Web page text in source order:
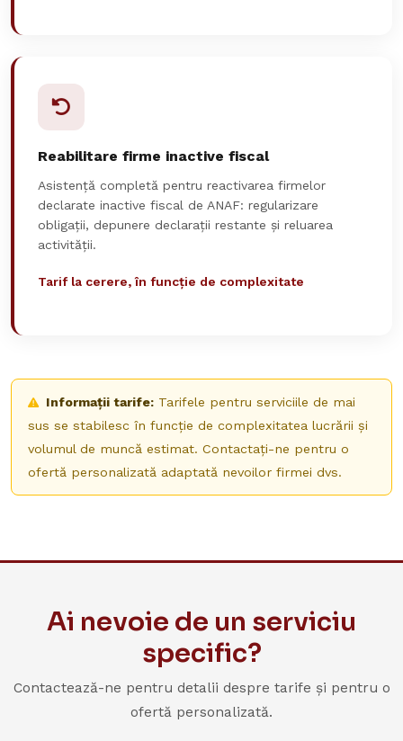
Reabilitare firme inactive fiscal
Asistență completă pentru reactivarea firmelor
declarate inactive fiscal de ANAF: regularizare
obligații, depunere declarații restante și reluarea
activității.
Tarif la cerere, în funcție de complexitate
Informații tarife: Tarifele pentru serviciile de mai
sus se stabilesc în funcție de complexitatea lucrării și
volumul de muncă estimat. Contactați-ne pentru o
ofertă personalizată adaptată nevoilor firmei dvs.
Ai nevoie de un serviciu
specific?
Contactează-ne pentru detalii despre tarife și pentru o
ofertă personalizată.